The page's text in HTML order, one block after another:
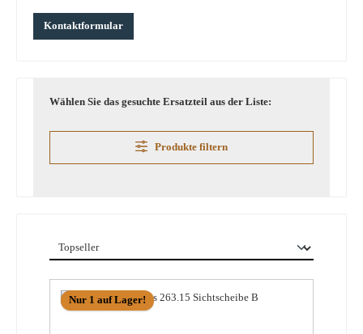
Kontaktformular
Wählen Sie das gesuchte Ersatzteil aus der Liste:
Produkte filtern
Nur 1 auf Lager!